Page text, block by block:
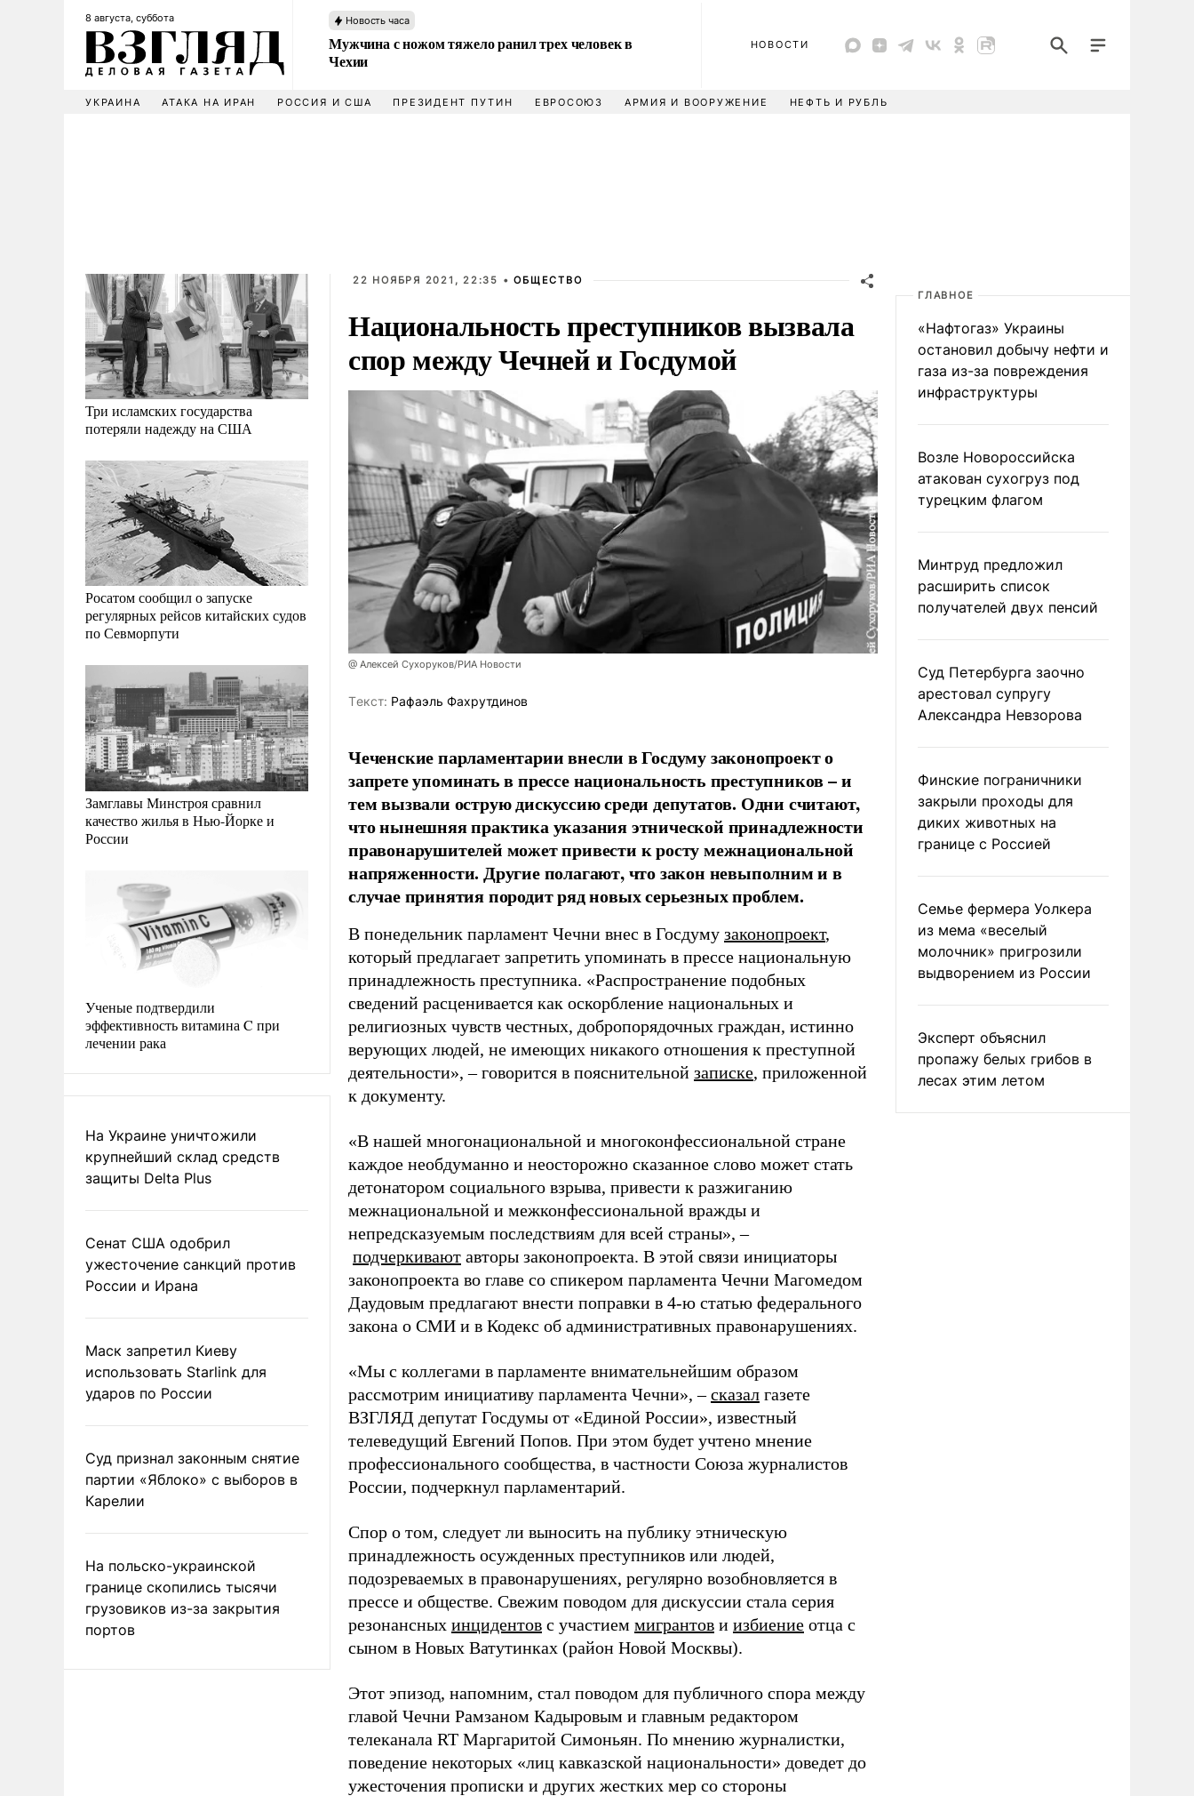
8 августа, суббота Новость часа
Мужчина с ножом тяжело ранил трех человек в
Чехии
НОВОСТИ
УКРАИНА АТАКА НА ИРАН РОССИЯ И США ПРЕЗИДЕНТ ПУТИН ЕВРОСОЮЗ АРМИЯ И ВООРУЖЕНИЕ НЕФТЬ И РУБЛЬ
Три исламских государства
потеряли надежду на США
Росатом сообщил о запуске
регулярных рейсов китайских судов
по Севморпути
Замглавы Минстроя сравнил
качество жилья в Нью-Йорке и
России
Ученые подтвердили
эффективность витамина C при
лечении рака
На Украине уничтожили
крупнейший склад средств
защиты Delta Plus
Сенат США одобрил
ужесточение санкций против
России и Ирана
Маск запретил Киеву
использовать Starlink для
ударов по России
Суд признал законным снятие
партии «Яблоко» с выборов в
Карелии
На польско-украинской
границе скопились тысячи
грузовиков из-за закрытия
портов
22 НОЯБРЯ 2021, 22:35 •ОБЩЕСТВО
Национальность преступников вызвала
спор между Чечней и Госдумой
@ Алексей Сухоруков/РИА Новости
Tекст: Рафаэль Фахрутдинов
Чеченские парламентарии внесли в Госдуму законопроект о
запрете упоминать в прессе национальность преступников – и
тем вызвали острую дискуссию среди депутатов. Одни считают,
что нынешняя практика указания этнической принадлежности
правонарушителей может привести к росту межнациональной
напряженности. Другие полагают, что закон невыполним и в
случае принятия породит ряд новых серьезных проблем.
В понедельник парламент Чечни внес в Госдуму законопроект,
который предлагает запретить упоминать в прессе национальную
принадлежность преступника. «Распространение подобных
сведений расценивается как оскорбление национальных и
религиозных чувств честных, добропорядочных граждан, истинно
верующих людей, не имеющих никакого отношения к преступной
деятельности», – говорится в пояснительной записке, приложенной
к документу.
«В нашей многонациональной и многоконфессиональной стране
каждое необдуманно и неосторожно сказанное слово может стать
детонатором социального взрыва, привести к разжиганию
межнациональной и межконфессиональной вражды и
непредсказуемым последствиям для всей страны», –
подчеркивают авторы законопроекта. В этой связи инициаторы
законопроекта во главе со спикером парламента Чечни Магомедом
Даудовым предлагают внести поправки в 4-ю статью федерального
закона о СМИ и в Кодекс об административных правонарушениях.
«Мы с коллегами в парламенте внимательнейшим образом
рассмотрим инициативу парламента Чечни», –сказал газете
ВЗГЛЯД депутат Госдумы от «Единой России», известный
телеведущий Евгений Попов. При этом будет учтено мнение
профессионального сообщества, в частности Союза журналистов
России, подчеркнул парламентарий.
Спор о том, следует ли выносить на публику этническую
принадлежность осужденных преступников или людей,
подозреваемых в правонарушениях, регулярно возобновляется в
прессе и обществе. Свежим поводом для дискуссии стала серия
резонансных инцидентов с участием мигрантов и избиение отца с
сыном в Новых Ватутинках (район Новой Москвы).
Этот эпизод, напомним, стал поводом для публичного спора между
главой Чечни Рамзаном Кадыровым и главным редактором
телеканала RT Маргаритой Симоньян. По мнению журналистки,
поведение некоторых «лиц кавказской национальности» доведет до
ужесточения прописки и других жестких мер со стороны
ГЛАВНОЕ
«Нафтогаз» Украины
остановил добычу нефти и
газа из-за повреждения
инфраструктуры
Возле Новороссийска
атакован сухогруз под
турецким флагом
Минтруд предложил
расширить список
получателей двух пенсий
Суд Петербурга заочно
арестовал супругу
Александра Невзорова
Финские пограничники
закрыли проходы для
диких животных на
границе с Россией
Семье фермера Уолкера
из мема «веселый
молочник» пригрозили
выдворением из России
Эксперт объяснил
пропажу белых грибов в
лесах этим летом